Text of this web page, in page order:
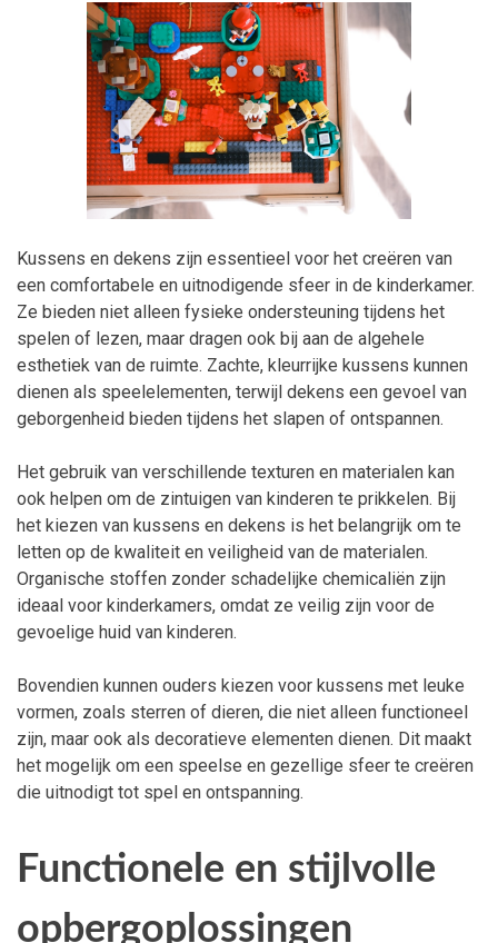
Kussens en dekens zijn essentieel voor het creëren van
een comfortabele en uitnodigende sfeer in de kinderkamer.
Ze bieden niet alleen fysieke ondersteuning tijdens het
spelen of lezen, maar dragen ook bij aan de algehele
esthetiek van de ruimte. Zachte, kleurrijke kussens kunnen
dienen als speelelementen, terwijl dekens een gevoel van
geborgenheid bieden tijdens het slapen of ontspannen.
Het gebruik van verschillende texturen en materialen kan
ook helpen om de zintuigen van kinderen te prikkelen. Bij
het kiezen van kussens en dekens is het belangrijk om te
letten op de kwaliteit en veiligheid van de materialen.
Organische stoffen zonder schadelijke chemicaliën zijn
ideaal voor kinderkamers, omdat ze veilig zijn voor de
gevoelige huid van kinderen.
Bovendien kunnen ouders kiezen voor kussens met leuke
vormen, zoals sterren of dieren, die niet alleen functioneel
zijn, maar ook als decoratieve elementen dienen. Dit maakt
het mogelijk om een speelse en gezellige sfeer te creëren
die uitnodigt tot spel en ontspanning.
Functionele en stijlvolle
opbergoplossingen